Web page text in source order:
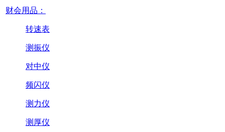
财会用品：
转速表
测振仪
对中仪
频闪仪
测力仪
测厚仪